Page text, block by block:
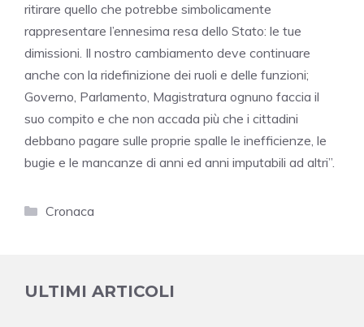
ritirare quello che potrebbe simbolicamente
rappresentare l’ennesima resa dello Stato: le tue
dimissioni. Il nostro cambiamento deve continuare
anche con la ridefinizione dei ruoli e delle funzioni;
Governo, Parlamento, Magistratura ognuno faccia il
suo compito e che non accada più che i cittadini
debbano pagare sulle proprie spalle le inefficienze, le
bugie e le mancanze di anni ed anni imputabili ad altri”.
Categorie
Cronaca
ULTIMI ARTICOLI